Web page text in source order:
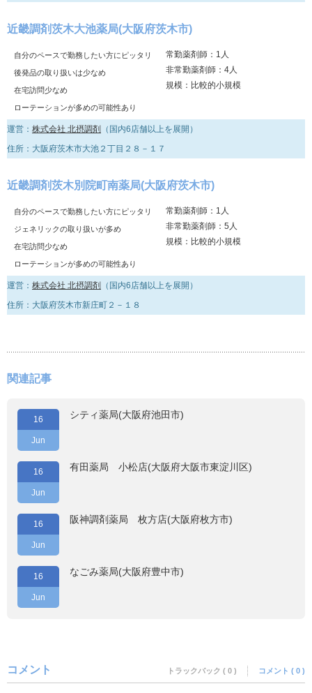
近畿調剤茨木大池薬局(大阪府茨木市)
自分のペースで勤務したい方にピッタリ
後発品の取り扱いは少なめ
在宅訪問少なめ
ローテーションが多めの可能性あり
常勤薬剤師：1人
非常勤薬剤師：4人
規模：比較的小規模
運営： 株式会社 北摂調剤
（国内6店舗以上を展開）
住所：大阪府茨木市大池２丁目２８－１７
近畿調剤茨木別院町南薬局(大阪府茨木市)
自分のペースで勤務したい方にピッタリ
ジェネリックの取り扱いが多め
在宅訪問少なめ
ローテーションが多めの可能性あり
常勤薬剤師：1人
非常勤薬剤師：5人
規模：比較的小規模
運営： 株式会社 北摂調剤
（国内6店舗以上を展開）
住所：大阪府茨木市新庄町２－１８
関連記事
16
Jun
シティ薬局(大阪府池田市)
16
Jun
有田薬局 小松店(大阪府大阪市東淀川区)
16
Jun
阪神調剤薬局 枚方店(大阪府枚方市)
16
Jun
なごみ薬局(大阪府豊中市)
コメント トラックバック ( 0 ) コメント ( 0 )